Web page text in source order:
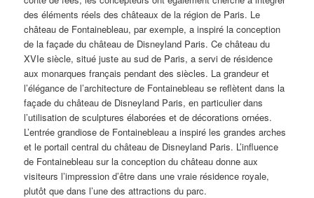
des éléments réels des châteaux de la région de Paris. Le
château de Fontainebleau, par exemple, a inspiré la conception
de la façade du château de Disneyland Paris. Ce château du
XVIe siècle, situé juste au sud de Paris, a servi de résidence
aux monarques français pendant des siècles. La grandeur et
l’élégance de l’architecture de Fontainebleau se reflètent dans la
façade du château de Disneyland Paris, en particulier dans
l’utilisation de sculptures élaborées et de décorations ornées.
L’entrée grandiose de Fontainebleau a inspiré les grandes arches
et le portail central du château de Disneyland Paris. L’influence
de Fontainebleau sur la conception du château donne aux
visiteurs l’impression d’être dans une vraie résidence royale,
plutôt que dans l’une des attractions du parc.